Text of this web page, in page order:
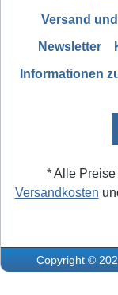
Versand
Newsletter
Informationen
* Alle
Versandkosten
Copyright ©